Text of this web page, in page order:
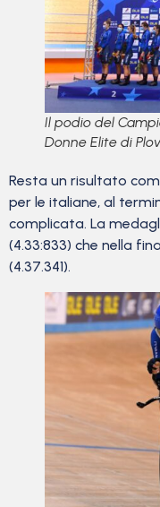
Il podio del
Donne Elite di
Resta un risultato
per le italiane, al
complicata. La
(4.33:833) che nella
(4.37.341).